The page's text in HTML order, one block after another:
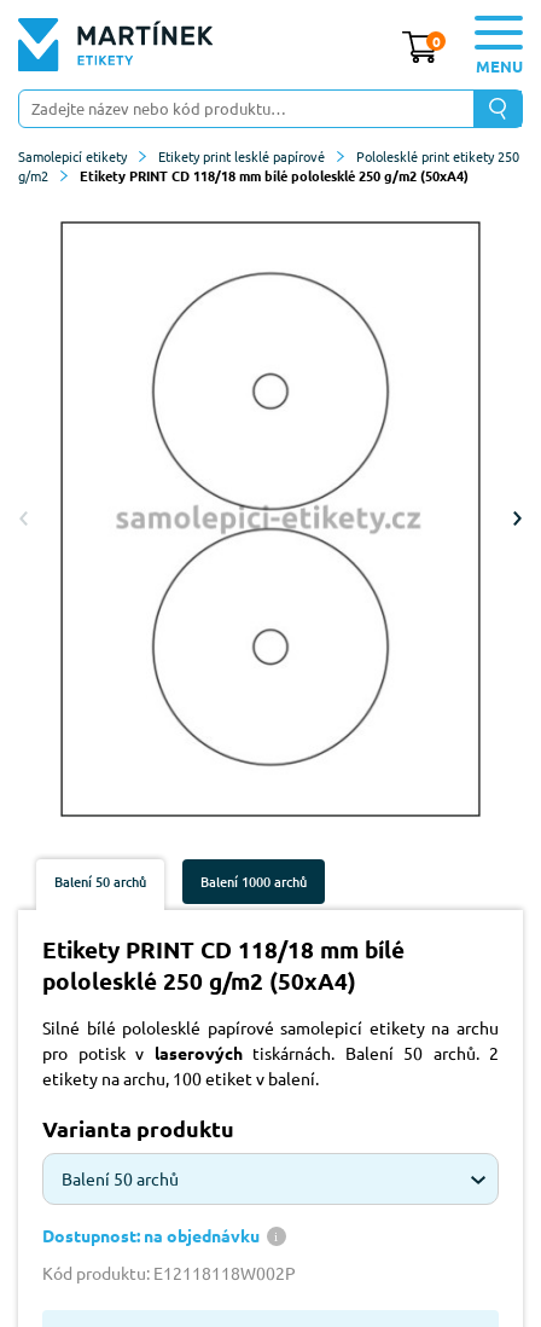
0
MENU
Samolepicí etikety Etikety print lesklé papírové
Pololesklé print etikety 250
g/m2
Etikety PRINT CD 118/18 mm bílé pololesklé 250 g/m2 (50xA4)
Balení 50 archů Balení 1000 archů
Etikety PRINT CD 118/18 mm bílé
pololesklé 250 g/m2 (50xA4)
Silné bílé pololesklé papírové samolepicí etikety na archu
pro potisk v laserovýchtiskárnách. Balení 50 archů. 2
etikety na archu, 100 etiket v balení.
Varianta produktu
Balení 50 archů
Dostupnost: na objednávku
Kód produktu: E12118118W002P